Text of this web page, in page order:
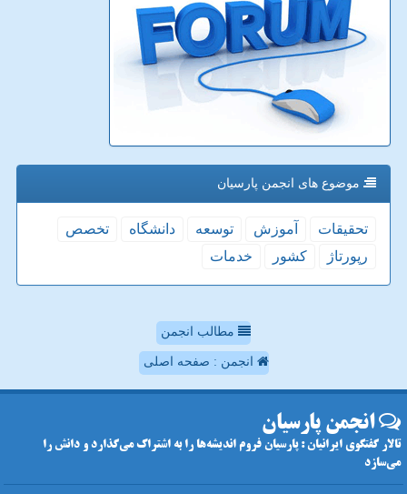
موضوع های انجمن پارسیان
تحقیقات آموزش توسعه دانشگاه
تخصص
رپورتاژ
كشور خدمات
مطالب انجمن
انجمن : صفحه اصلی
انجمن پارسیان
تالار گفتگوی ایرانیان : پارسیان فروم اندیشه‌ها را به اشتراک می‌گذارد و دانش را
می‌سازد